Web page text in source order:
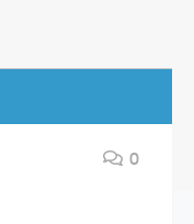
0